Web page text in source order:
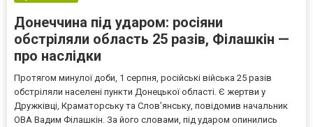
Донеччина під ударом: росіяни
обстріляли область 25 разів, Філашкін —
про наслідки
Протягом минулої доби, 1 серпня, російські війська 25 разів
обстріляли населені пункти Донецької області. Є жертви у
Дружківці, Краматорську та Слов’янську, повідомив начальник
ОВА Вадим Філашкін. За його словами, під ударом опинились